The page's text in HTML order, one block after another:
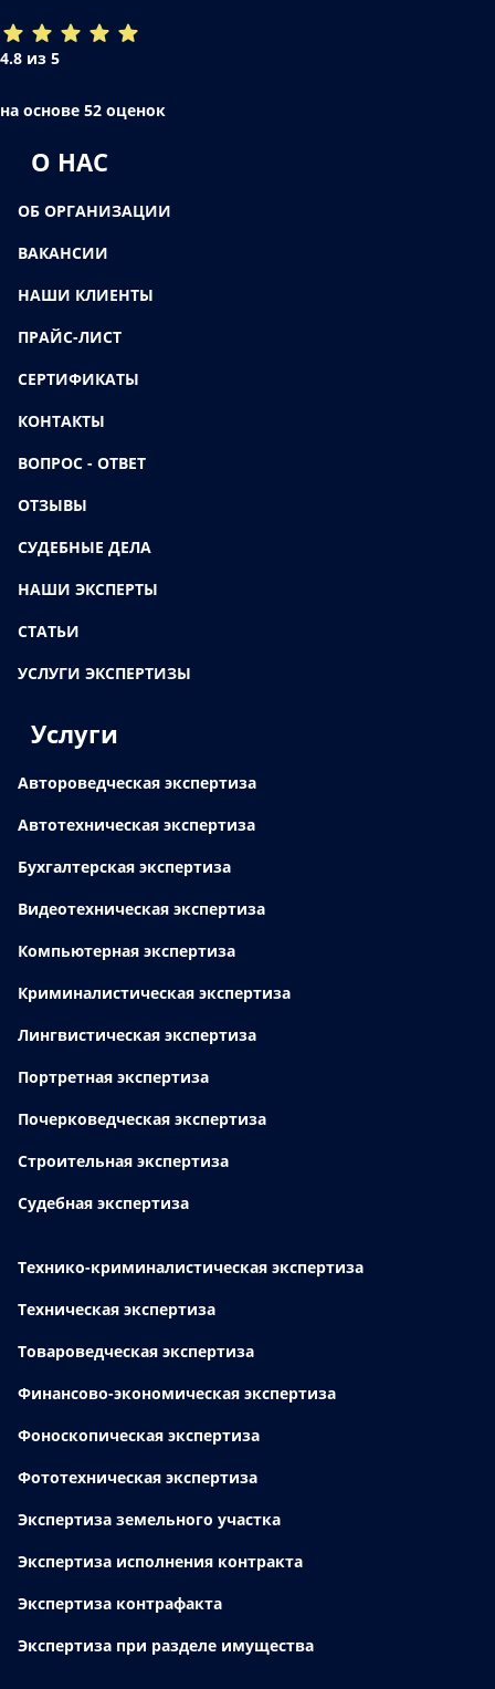
4.8 из 5
на основе 52 оценок
О НАС
ОБ ОРГАНИЗАЦИИ
ВАКАНСИИ
НАШИ КЛИЕНТЫ
ПРАЙС-ЛИСТ
СЕРТИФИКАТЫ
КОНТАКТЫ
ВОПРОС - ОТВЕТ
ОТЗЫВЫ
СУДЕБНЫЕ ДЕЛА
НАШИ ЭКСПЕРТЫ
СТАТЬИ
УСЛУГИ ЭКСПЕРТИЗЫ
Услуги
Автороведческая экспертиза
Автотехническая экспертиза
Бухгалтерская экспертиза
Видеотехническая экспертиза
Компьютерная экспертиза
Криминалистическая экспертиза
Лингвистическая экспертиза
Портретная экспертиза
Почерковедческая экспертиза
Строительная экспертиза
Судебная экспертиза
Технико-криминалистическая экспертиза
Техническая экспертиза
Товароведческая экспертиза
Финансово-экономическая экспертиза
Фоноскопическая экспертиза
Фототехническая экспертиза
Экспертиза земельного участка
Экспертиза исполнения контракта
Экспертиза контрафакта
Экспертиза при разделе имущества